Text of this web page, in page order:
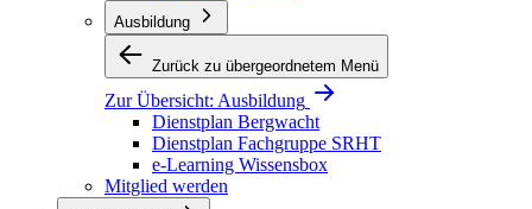
Ausbildung
Zurück zu übergeordnetem Menü
Zur Übersicht: Ausbildung
Dienstplan Bergwacht
Dienstplan Fachgruppe SRHT
e-Learning Wissensbox
Mitglied werden